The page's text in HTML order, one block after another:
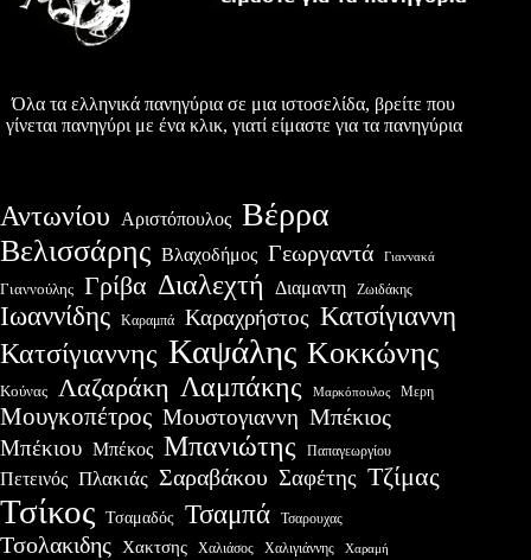
Όλα τα ελληνικά πανηγύρια σε μια ιστοσελίδα, βρείτε που
γίνεται πανηγύρι με ένα κλικ, γιατί είμαστε για τα πανηγύρια
Αντωνίου Αριστόπουλος Βέρρα
Βελισσάρης Βλαχοδήμος Γεωργαντά Γιαννακά
Γιαννούλης Γρίβα Διαλεχτή Διαμαντη Ζωιδάκης
Ιωαννίδης Καραμπά Καραχρήστος Κατσίγιαννη
Κατσίγιαννης Καψάλης Κοκκώνης
Κούνας Λαζαράκη Λαμπάκης Μαρκόπουλος Μερη
Μουγκοπέτρος Μουστογιαννη Μπέκιος
Μπέκιου Μπέκος Μπανιώτης Παπαγεωργίου
Πετεινός Πλακιάς Σαραβάκου Σαφέτης Τζίμας
Τσίκος Τσαμαδός Τσαμπά Τσαρουχας
Τσολακιδης Χακτσης Χαλιάσος Χαλιγιάννης Χαραμή